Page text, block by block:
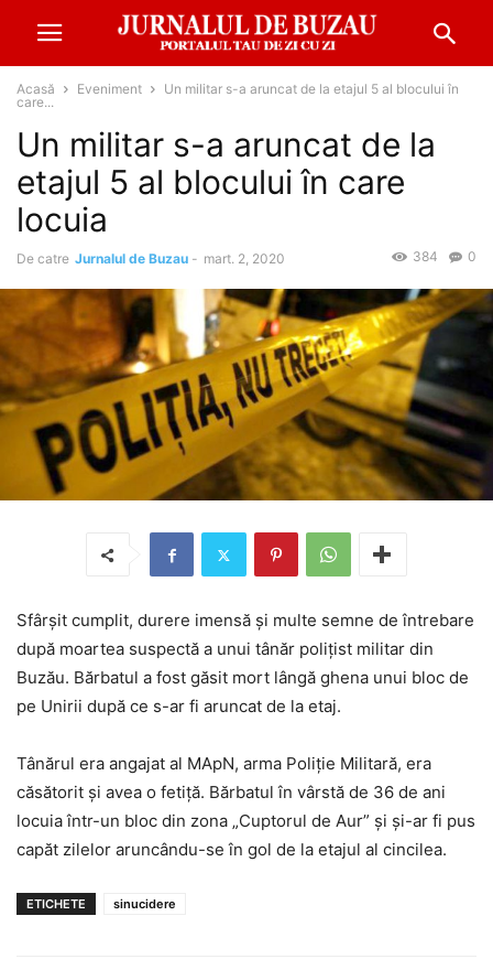
Acasă Eveniment
Un militar s-a aruncat de la etajul 5 al blocului în
care...
Un militar s-a aruncat de la
etajul 5 al blocului în care
locuia
De catre Jurnalul de Buzau - mart. 2, 2020 0
384
Sfârșit cumplit, durere imensă și multe semne de întrebare
după moartea suspectă a unui tânăr polițist militar din
Buzău. Bărbatul a fost găsit mort lângă ghena unui bloc de
pe Unirii după ce s-ar fi aruncat de la etaj.
Tânărul era angajat al MApN, arma Poliție Militară, era
căsătorit și avea o fetiță. Bărbatul în vârstă de 36 de ani
locuia într-un bloc din zona „Cuptorul de Aur” și și-ar fi pus
capăt zilelor aruncându-se în gol de la etajul al cincilea.
ETICHETE sinucidere